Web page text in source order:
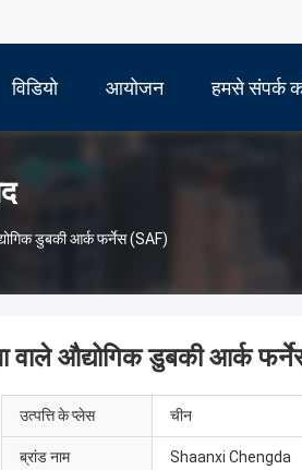
विडियो आयोजन हमसे संपर्क
डुबकी आर्क फर्नेस (SAF)
वाले औद्योगिक डुबकी आर्क
उत्पत्ति के प्लेस चीन
ब्रांड नाम Shaanxi Chengda